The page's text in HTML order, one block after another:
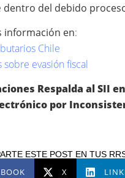
dentro del debido
información en:
Chile
sobre evasión fiscal
Respalda al SII
por
ESTE POST EN TUS
X